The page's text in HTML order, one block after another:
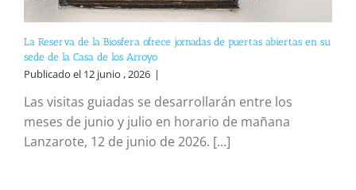
La Reserva de la Biosfera ofrece jornadas de puertas abiertas en su
sede de la Casa de los Arroyo
Publicado el 12 junio , 2026 |
Las visitas guiadas se desarrollarán entre los
meses de junio y julio en horario de mañana
Lanzarote, 12 de junio de 2026. [...]